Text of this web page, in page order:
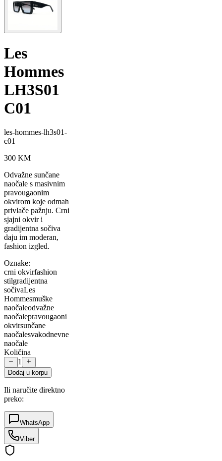
Les
Hommes
LH3S01
C01
les-hommes-lh3s01-
c01
300 KM
Odvažne sunčane
naočale s masivnim
pravougaonim
okvirom koje odmah
privlače pažnju. Crni
sjajni okvir i
gradijentna sočiva
daju im moderan,
fashion izgled.
Oznake:
crni okvirfashion
stilgradijentna
sočivaLes
Hommesmuške
naočaleodvažne
naočalepravougaoni
okvirsunčane
naočalesvakodnevne
naočale
Količina
1
Dodaj u korpu
Ili naručite direktno
preko:
WhatsApp
Viber